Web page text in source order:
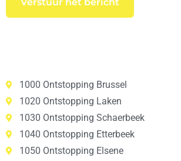
1000 Ontstopping Brussel
1020 Ontstopping Laken
1030 Ontstopping Schaerbeek
1040 Ontstopping Etterbeek
1050 Ontstopping Elsene